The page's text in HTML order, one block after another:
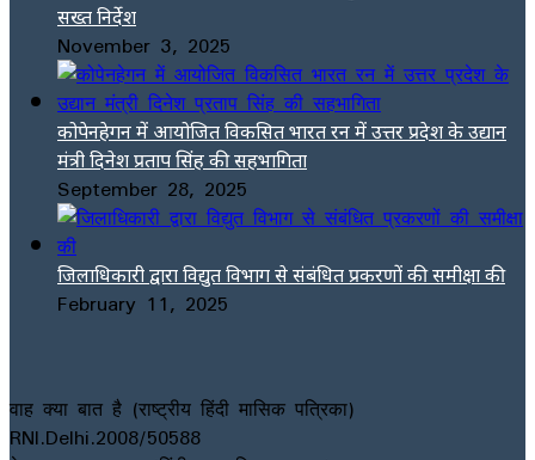
सख्त निर्देश
November 3, 2025
कोपेनहेगन में आयोजित विकसित भारत रन में उत्तर प्रदेश के उद्यान
मंत्री दिनेश प्रताप सिंह की सहभागिता
September 28, 2025
जिलाधिकारी द्वारा विद्युत विभाग से संबंधित प्रकरणों की समीक्षा की
February 11, 2025
वाह क्या बात है (राष्ट्रीय हिंदी मासिक पत्रिका)
RNI.Delhi.2008/50588